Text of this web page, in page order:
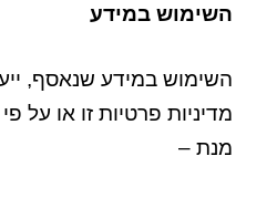
השימוש במידע
השימוש במידע שנאסף,
מדיניות פרטיות זו או על
מנת –